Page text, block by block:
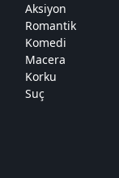
Aksiyon
Romantik
Komedi
Macera
Korku
Suç